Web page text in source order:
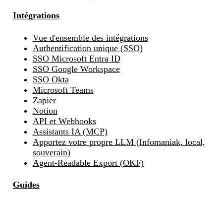
Intégrations
Vue d'ensemble des intégrations
Authentification unique (SSO)
SSO Microsoft Entra ID
SSO Google Workspace
SSO Okta
Microsoft Teams
Zapier
Notion
API et Webhooks
Assistants IA (MCP)
Apportez votre propre LLM (Infomaniak, local,
souverain)
Agent-Readable Export (OKF)
Guides